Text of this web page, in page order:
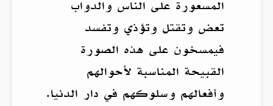
المسعورة على الناس والدواب
تعض وتقتل وتؤذي وتفسد
فيمسخون على هذه الصورة
القبيحة المناسبة لأحوالهم
وأفعالهم وسلوكهم في دار الدنيا.